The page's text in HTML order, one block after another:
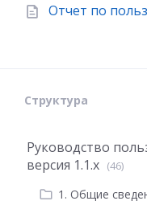
Отчет по
Структура
Руководство
версия 1.1.х (46)
1. Общие